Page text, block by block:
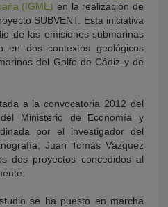
(IGME) en la realización de
SUBVENT. Esta iniciativa
de las emisiones submarinas
en dos contextos geológicos
del Golfo de Cádiz y de
a la convocatoria 2012 del
Ministerio de Economía y
por el investigador del
Juan Tomás Vázquez
dos proyectos concedidos al
se ha puesto en marcha